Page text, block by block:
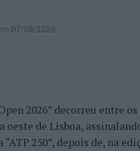
on 07/08/2026
2026” decorreu entre
oeste de Lisboa,
“ATP 250”, depois de, na